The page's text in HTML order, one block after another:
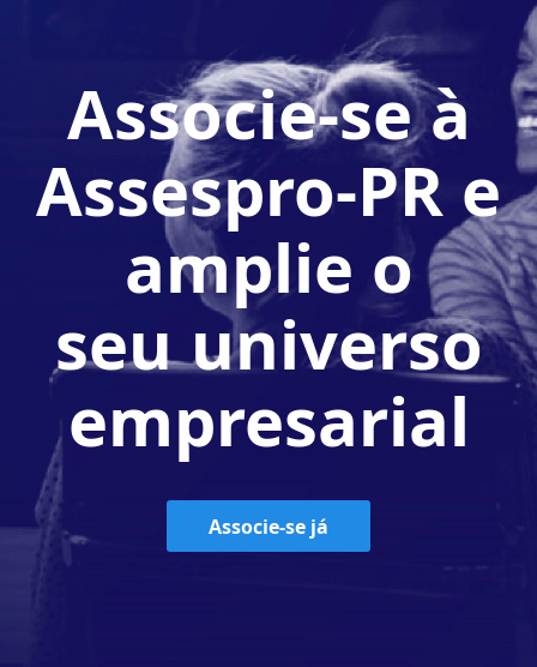
Associe-se à
Assespro-PR e
amplie o
seu universo
empresarial
Associe-se já